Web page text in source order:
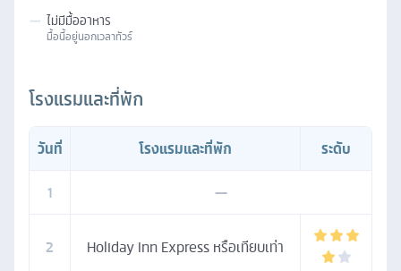
— ไม่มีมื้ออาหาร
มื้อนี้อยู่นอกเวลาทัวร์
โรงแรมและที่พัก
วันที่ โรงแรมและที่พัก
ระดับ
1
—
2 Holiday Inn Express หรือเทียบเท่า